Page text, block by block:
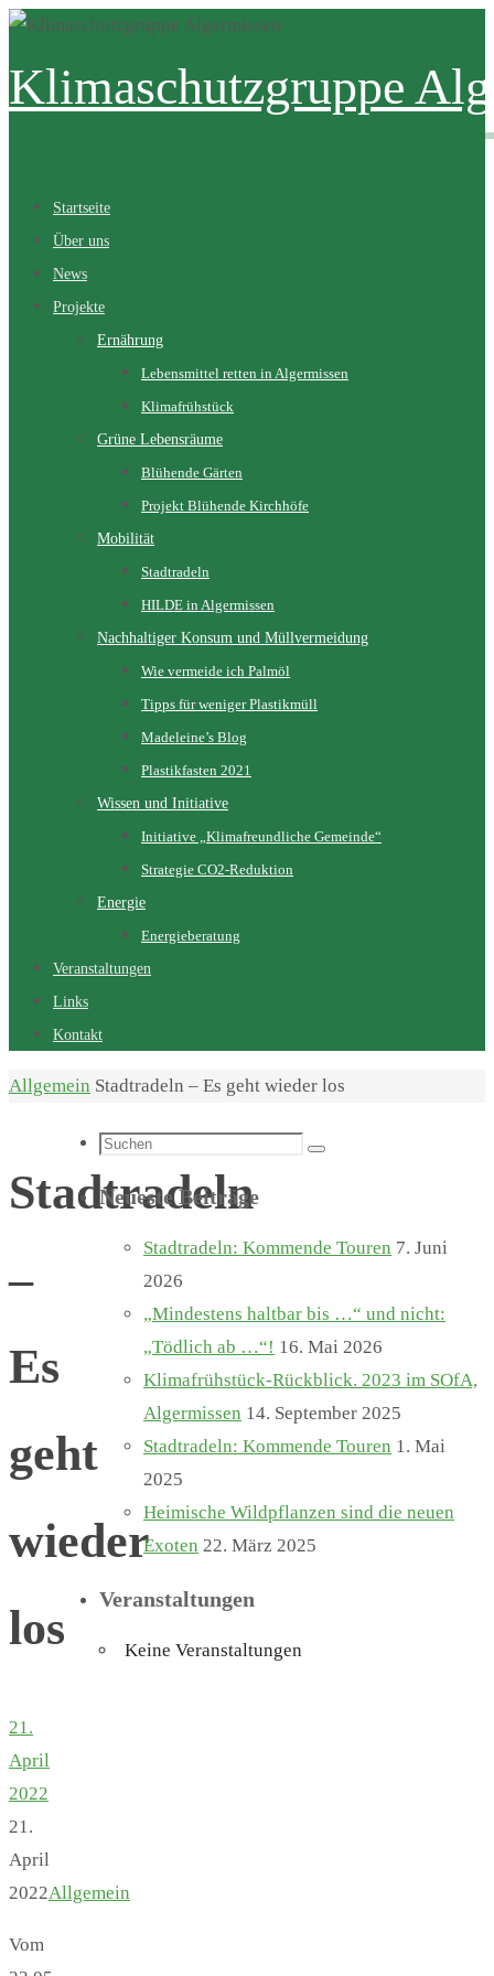
Zum
springen
Klimaschutzgruppe
Zum
Inhalt
springen
Startseite
Über uns
News
Projekte
Ernährung
Lebensmittel retten in Algermissen
Klimafrühstück
Grüne Lebensräume
Blühende Gärten
Projekt Blühende Kirchhöfe
Mobilität
Stadtradeln
HILDE in Algermissen
Nachhaltiger Konsum und Müllvermeidung
Wie vermeide ich Palmöl
Tipps für weniger Plastikmüll
Madeleine’s Blog
Plastikfasten 2021
Wissen und Initiative
Initiative „Klimafreundliche Gemeinde“
Strategie CO2-Reduktion
Energie
Energieberatung
Veranstaltungen
Links
Kontakt
Start
Allgemein Stadtradeln – Es geht wieder los
Stadtradeln
–
Es
geht
wieder
los
21.
April
2022
21.
April
2022Allgemein
Vom
Suchen
nach:
Suchen
Neueste Beiträge
Stadtradeln: Kommende Touren 7. Juni
2026
„Mindestens haltbar bis …“ und nicht:
„Tödlich ab …“! 16. Mai 2026
Klimafrühstück-Rückblick. 2023 im SOfA,
Algermissen 14. September 2025
Stadtradeln: Kommende Touren 1. Mai
2025
Heimische Wildpflanzen sind die neuen
Exoten 22. März 2025
Veranstaltungen
Keine Veranstaltungen